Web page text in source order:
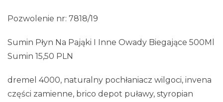
Pozwolenie nr: 7818/19
Sumin Płyn Na Pająki I Inne Owady Biegające 500Ml
Sumin 15,50 PLN
dremel 4000, naturalny pochłaniacz wilgoci, invena
części zamienne, brico depot puławy, styropian